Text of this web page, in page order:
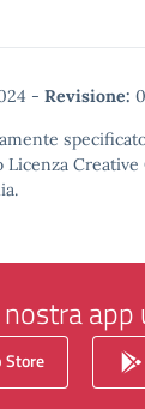
- Revisione:
Creative
nostra
Store